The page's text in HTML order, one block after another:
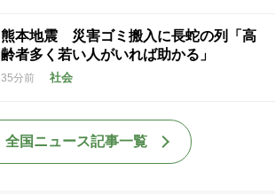
熊本地震 災害ゴミ搬入に長蛇の列「高
齢者多く若い人がいれば助かる」
35分前 社会
全国ニュース記事一覧